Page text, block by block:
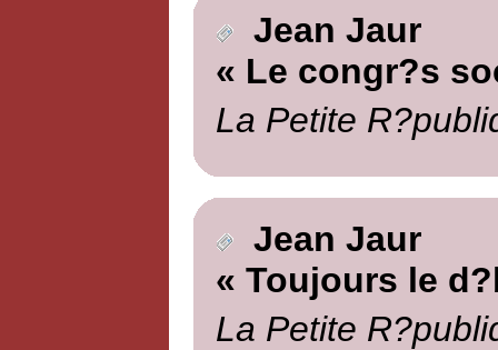
Jean Jaur
« Le congr?s
La Petite
Jean Jaur
« Toujours le
La Petite